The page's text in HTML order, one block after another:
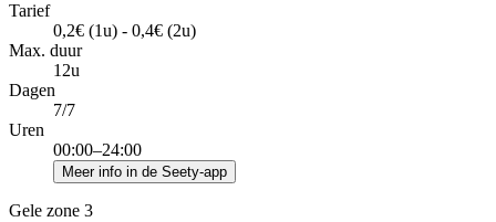
Tarief
0,2€ (1u) - 0,4€ (2u)
Max. duur
12u
Dagen
7/7
Uren
00:00–24:00
Meer info in de Seety-app
Gele zone 3